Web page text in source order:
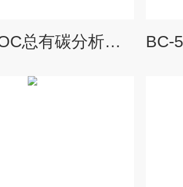
BC-50ATOC总有碳分析仪厂家